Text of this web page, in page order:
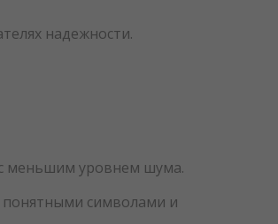
надежности.
меньшим уровнем шума.
понятными символами и